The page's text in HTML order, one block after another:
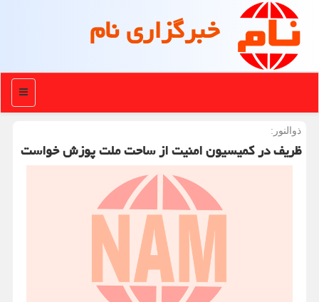
خبرگزاری نام
منو
ذوالنور:
ظریف در كمیسیون امنیت از ساحت ملت پوزش خواست